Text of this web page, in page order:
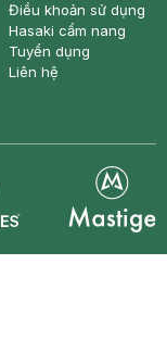
Điều khoản sử dụng
Hasaki cẩm nang
Tuyển dụng
Liên hệ